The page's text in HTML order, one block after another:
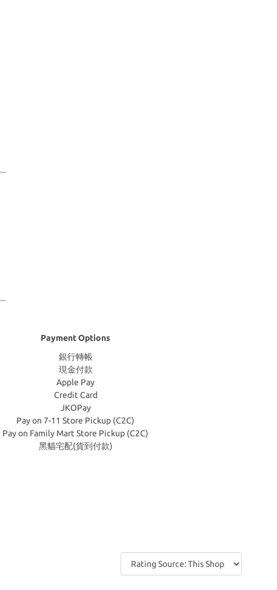
Payment Options
銀行轉帳
現金付款
Apple Pay
Credit Card
JKOPay
Pay on 7-11 Store Pickup (C2C)
Pay on Family Mart Store Pickup (C2C)
黑貓宅配(貨到付款)